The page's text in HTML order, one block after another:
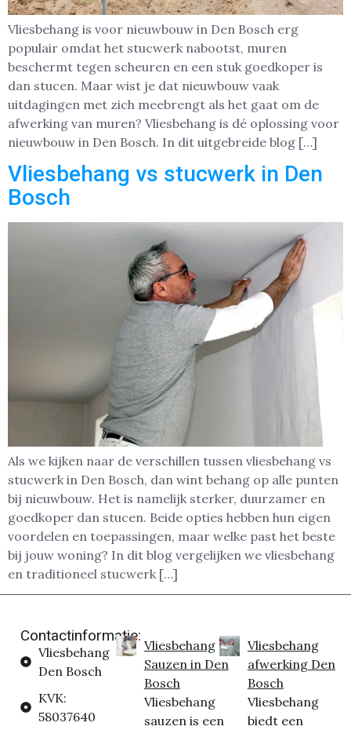
Vliesbehang is voor nieuwbouw in Den Bosch erg
populair omdat het stucwerk nabootst, muren
beschermt tegen scheuren en een stuk goedkoper is
dan stucen. Maar wist je dat nieuwbouw vaak
uitdagingen met zich meebrengt als het gaat om de
afwerking van muren? Vliesbehang is dé oplossing voor
nieuwbouw in Den Bosch. In dit uitgebreide blog […]
Vliesbehang vs stucwerk in Den
Bosch
Als we kijken naar de verschillen tussen vliesbehang vs
stucwerk in Den Bosch, dan wint behang op alle punten
bij nieuwbouw. Het is namelijk sterker, duurzamer en
goedkoper dan stucen. Beide opties hebben hun eigen
voordelen en toepassingen, maar welke past het beste
bij jouw woning? In dit blog vergelijken we vliesbehang
en traditioneel stucwerk […]
Contactinformatie:
Vliesbehang
Den Bosch
KVK:
58037640
Vliesbehang
Sauzen in Den
Bosch
Vliesbehang
sauzen is een
Vliesbehang
afwerking Den
Bosch
Vliesbehang
biedt een